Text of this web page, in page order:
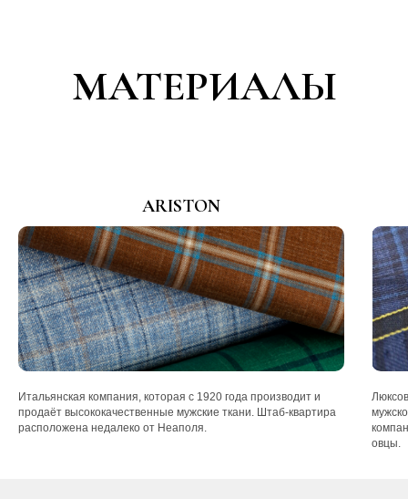
МАТЕРИАЛЫ
ARISTON
Итальянская компания, которая с 1920 года производит и
продаёт высококачественные мужские ткани. Штаб-квартира
расположена недалеко от Неаполя.
овцы.